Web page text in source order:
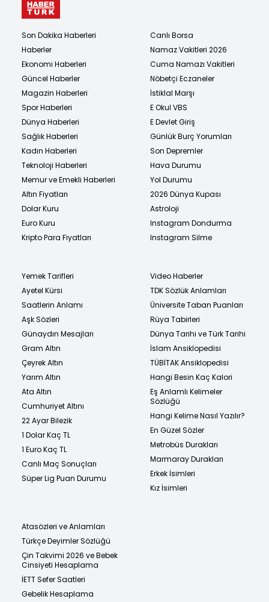
Son Dakika Haberleri
Haberler
Ekonomi Haberleri
Güncel Haberler
Magazin Haberleri
Spor Haberleri
Dünya Haberleri
Sağlık Haberleri
Kadın Haberleri
Teknoloji Haberleri
Memur ve Emekli Haberleri
Altın Fiyatları
Dolar Kuru
Euro Kuru
Kripto Para Fiyatları
Canlı Borsa
Namaz Vakitleri 2026
Cuma Namazı Vakitleri
Nöbetçi Eczaneler
İstiklal Marşı
E Okul VBS
E Devlet Giriş
Günlük Burç Yorumları
Son Depremler
Hava Durumu
Yol Durumu
2026 Dünya Kupası
Astroloji
Instagram Dondurma
Instagram Silme
Yemek Tarifleri
Ayetel Kürsi
Saatlerin Anlamı
Aşk Sözleri
Günaydın Mesajları
Gram Altın
Çeyrek Altın
Yarım Altın
Ata Altın
Cumhuriyet Altını
22 Ayar Bilezik
1 Dolar Kaç TL
1 Euro Kaç TL
Canlı Maç Sonuçları
Süper Lig Puan Durumu
Video Haberler
TDK Sözlük Anlamları
Üniversite Taban Puanları
Rüya Tabirleri
Dünya Tarihi ve Türk Tarihi
İslam Ansiklopedisi
TÜBİTAK Ansiklopedisi
Hangi Besin Kaç Kalori
Eş Anlamlı Kelimeler
Sözlüğü
Hangi Kelime Nasıl Yazılır?
En Güzel Sözler
Metrobüs Durakları
Marmaray Durakları
Erkek İsimleri
Kız İsimleri
Atasözleri ve Anlamları
Türkçe Deyimler Sözlüğü
Çin Takvimi 2026 ve Bebek
Cinsiyeti Hesaplama
İETT Sefer Saatleri
Gebelik Hesaplama